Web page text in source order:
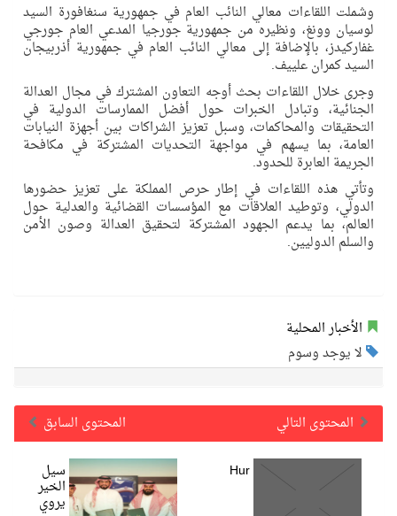
وشملت اللقاءات معالي النائب العام في جمهورية سنغافورة السيد
لوسيان وونغ، ونظيره من جمهورية جورجيا المدعي العام جورجي
غفاركيدز، بالإضافة إلى معالي النائب العام في جمهورية أذربيجان
السيد كمران علييف.
وجرى خلال اللقاءات بحث أوجه التعاون المشترك في مجال العدالة
الجنائية، وتبادل الخبرات حول أفضل الممارسات الدولية في
التحقيقات والمحاكمات، وسبل تعزيز الشراكات بين أجهزة النيابات
العامة، بما يسهم في مواجهة التحديات المشتركة في مكافحة
الجريمة العابرة للحدود.
وتأتي هذه اللقاءات في إطار حرص المملكة على تعزيز حضورها
الدولي، وتوطيد العلاقات مع المؤسسات القضائية والعدلية حول
العالم، بما يدعم الجهود المشتركة لتحقيق العدالة وصون الأمن
والسلم الدوليين.
الأخبار المحلية
لا يوجد وسوم
المحتوى السابق
المحتوى التالي
سيل
الخير
يروي
Hur